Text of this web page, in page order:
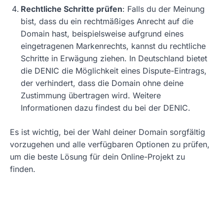
Rechtliche Schritte prüfen: Falls du der Meinung
bist, dass du ein rechtmäßiges Anrecht auf die
Domain hast, beispielsweise aufgrund eines
eingetragenen Markenrechts, kannst du rechtliche
Schritte in Erwägung ziehen. In Deutschland bietet
die DENIC die Möglichkeit eines Dispute-Eintrags,
der verhindert, dass die Domain ohne deine
Zustimmung übertragen wird. Weitere
Informationen dazu findest du bei der DENIC.
Es ist wichtig, bei der Wahl deiner Domain sorgfältig
vorzugehen und alle verfügbaren Optionen zu prüfen,
um die beste Lösung für dein Online-Projekt zu
finden.